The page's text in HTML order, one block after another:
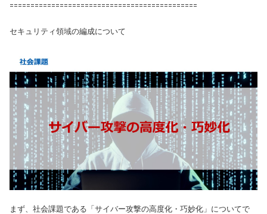
=============================================
セキュリティ領域の編成について
まず、社会課題である「サイバー攻撃の高度化・巧妙化」についてで